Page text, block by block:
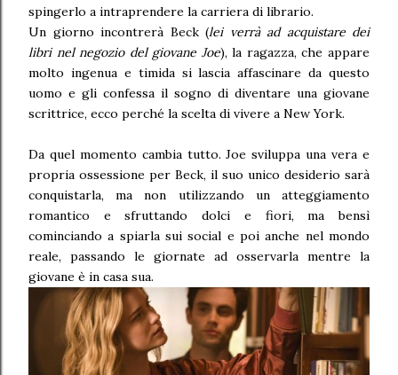
spingerlo a intraprendere la carriera di librario.
Un giorno incontrerà Beck (lei verrà ad acquistare dei
libri nel negozio del giovane Joe), la ragazza, che appare
molto ingenua e timida si lascia affascinare da questo
uomo e gli confessa il sogno di diventare una giovane
scrittrice, ecco perché la scelta di vivere a New York.
Da quel momento cambia tutto. Joe sviluppa una vera e
propria ossessione per Beck, il suo unico desiderio sarà
conquistarla, ma non utilizzando un atteggiamento
romantico e sfruttando dolci e fiori, ma bensì
cominciando a spiarla sui social e poi anche nel mondo
reale, passando le giornate ad osservarla mentre la
giovane è in casa sua.